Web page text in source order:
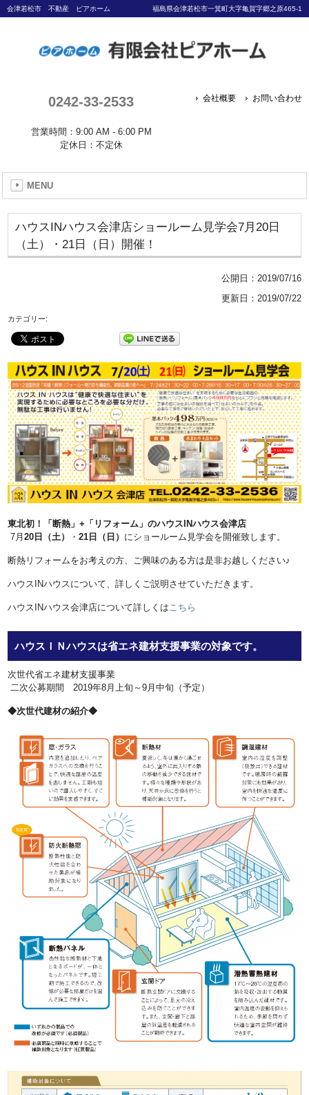
会津若松市 不動産 ピアホーム 福島県会津若松市一箕町大字亀賀字郷之原465-1
0242-33-2533
営業時間：9:00 AM - 6:00 PM
定休日：不定休
会社概要 お問い合わせ
MENU
ハウスINハウス会津店ショールーム見学会7月20日
（土）・21日（日）開催！
公開日： 2019/07/16
更新日：2019/07/22
カテゴリー:
東北初！「断熱」+「リフォーム」のハウスINハウス会津店
7月20日（土） ・21日（日） にショールーム見学会を開催致します。
断熱リフォームをお考えの方、ご興味のある方は是非お越しください♪
ハウスINハウスについて、詳しくご説明させていただきます。
ハウスINハウス会津店について詳しくはこちら
ハウスＩＮハウスは省エネ建材支援事業の対象です。
次世代省エネ建材支援事業
二次公募期間 2019年8月上旬～9月中旬（予定）
◆次世代建材の紹介◆